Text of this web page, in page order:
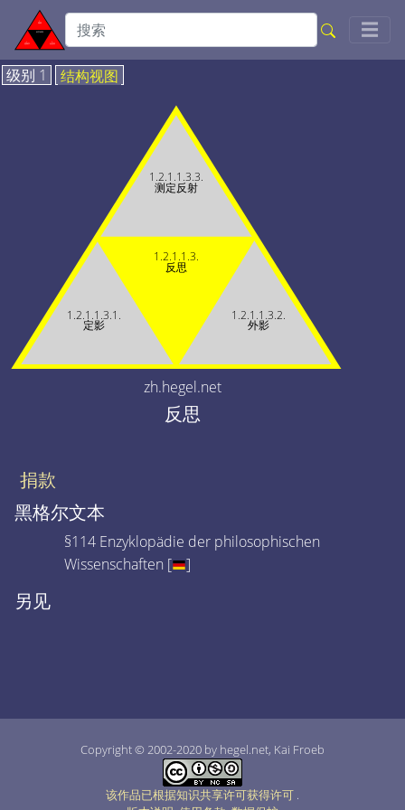
☰
级别 1 结构视图
1.2.1.1.3.
反思
1.2.1.1.3.1.
定影
1.2.1.1.3.2.
外影
1.2.1.1.3.3.
测定反射
zh.hegel.net
反思
捐款
黑格尔文本
§114 Enzyklopädie der philosophischen
Wissenschaften [
]
另见
Copyright © 2002-2020 by hegel.net, Kai Froeb
该作品已根据知识共享许可获得许可 .